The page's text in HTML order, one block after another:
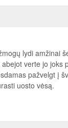
lydi amžinai
verte jo joks
pažvelgt į
uosto vėsą.